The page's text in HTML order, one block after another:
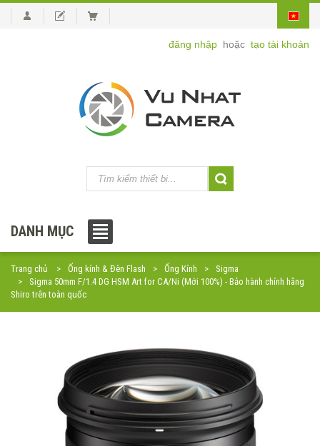
đăng nhập hoặc tạo tài khoản
DANH MỤC
Trang chủ Ống kính & Đèn Flash Ống Kính
Sigma
Sigma 50mm F/1.4 DG HSM Art for CA/Ni (Mới 100%) - Bảo hành chính hãng
Shiro trên toàn quốc